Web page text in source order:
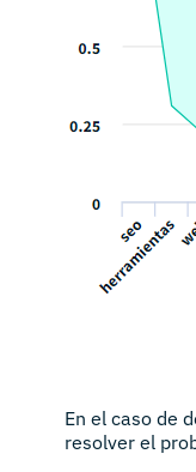
En el caso de
resolver el